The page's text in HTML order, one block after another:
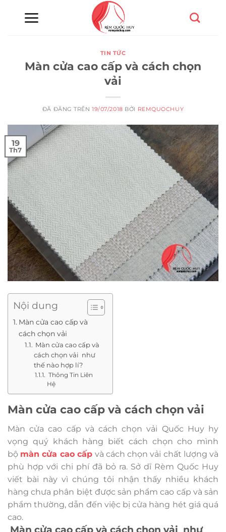
TIN TỨC
Màn cửa cao cấp và cách chọn
vải
ĐÃ ĐĂNG TRÊN19/07/2018 BỞI REMQUOCHUY
19
Th7
Nội dung
Màn cửa cao cấp và
cách chọn vải
Màn cửa cao cấp và
cách chọn vải như
thế nào hợp lí?
Thông Tin Liên
Hệ
Màn cửa cao cấp và cách chọn vải
Màn cửa cao cấp và cách chọn vải Quốc Huy hy
vọng quý khách hàng biết cách chọn cho mình
bộ màn cửa cao cấp và cách chọn vải chất lượng và
phù hợp với chi phí đã bỏ ra. Sở dĩ Rèm Quốc Huy
viết bài này vì chúng tôi nhận thấy nhiều khách
hàng chưa phân biệt được sản phẩm cao cấp và sản
phẩm thường, dẫn đến việc bị cửa hàng hét giá quá
cao.
Màn cửa cao cấp và cách chọn vải như